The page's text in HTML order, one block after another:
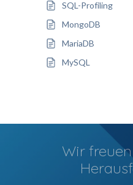
SQL-Profiling
MongoDB
MariaDB
MySQL
Wir